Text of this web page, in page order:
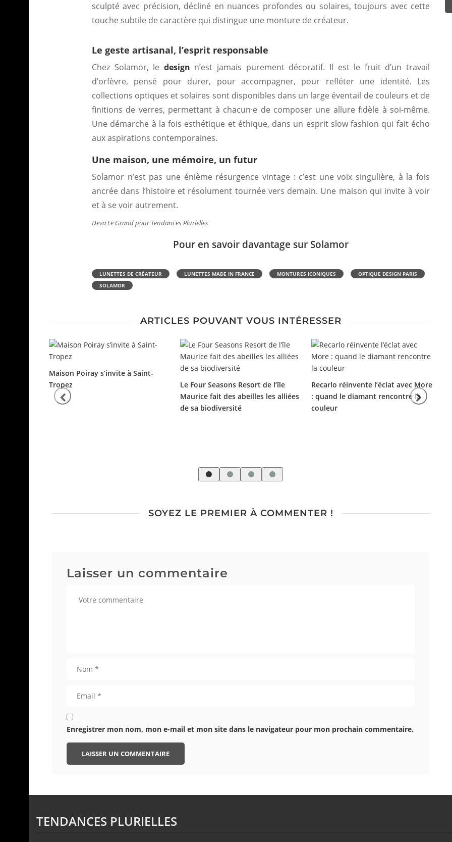
sculpté avec précision, décliné en nuances profondes ou solaires, toujours avec cette
touche subtile de caractère qui distingue une monture de créateur.
Le geste artisanal, l’esprit responsable
Chez Solamor, le design n’est jamais purement décoratif. Il est le fruit d’un travail
d’orfèvre, pensé pour durer, pour accompagner, pour refléter une identité. Les
collections optiques et solaires sont disponibles dans un large éventail de couleurs et de
finitions de verres, permettant à chacun·e de composer une allure fidèle à soi-même.
Une démarche à la fois esthétique et éthique, dans un esprit slow fashion qui fait écho
aux aspirations contemporaines.
Une maison, une mémoire, un futur
Solamor n’est pas une énième résurgence vintage : c’est une voix singulière, à la fois
ancrée dans l’histoire et résolument tournée vers demain. Une maison qui invite à voir
et à se voir autrement.
Deva Le Grand pour Tendances Plurielles
Pour en savoir davantage sur Solamor
LUNETTES DE CRÉATEUR LUNETTES MADE IN FRANCE MONTURES ICONIQUES
OPTIQUE DESIGN PARIS
SOLAMOR
ARTICLES POUVANT VOUS INTÉRESSER
Maison Poiray s’invite à Saint-
Tropez
Le Four Seasons Resort de l’île
Maurice fait des abeilles les alliées
de sa biodiversité
Recarlo réinvente l’éclat avec More
: quand le diamant rencontre la
couleur
SOYEZ LE PREMIER À COMMENTER !
Laisser un commentaire
Enregistrer mon nom, mon e-mail et mon site dans le navigateur pour mon prochain commentaire.
TENDANCES PLURIELLES